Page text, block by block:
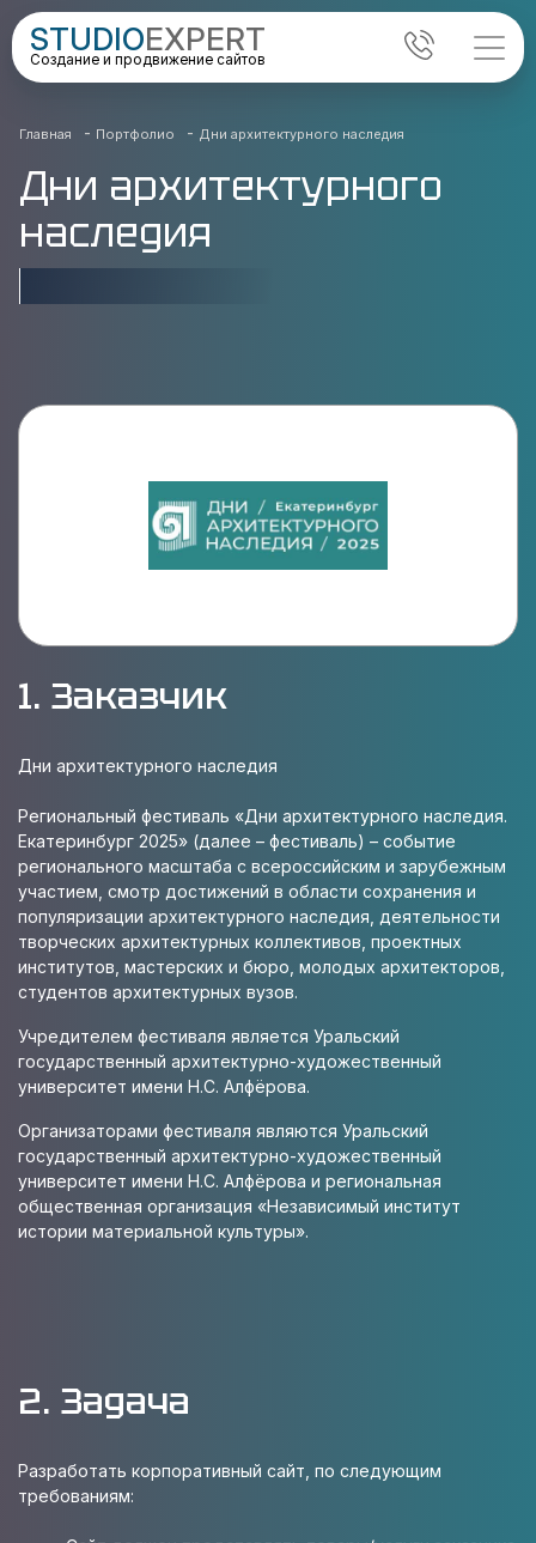
STUDIOEXPERT
Создание и продвижение сайтов
Главная - Портфолио - Дни архитектурного наследия
Дни архитектурного
наследия
1. Заказчик
Дни архитектурного наследия
Региональный фестиваль «Дни архитектурного наследия.
Екатеринбург 2025» (далее – фестиваль) – событие
регионального масштаба с всероссийским и зарубежным
участием, смотр достижений в области сохранения и
популяризации архитектурного наследия, деятельности
творческих архитектурных коллективов, проектных
институтов, мастерских и бюро, молодых архитекторов,
студентов архитектурных вузов.
Учредителем фестиваля является Уральский
государственный архитектурно-художественный
университет имени Н.С. Алфёрова.
Организаторами фестиваля являются Уральский
государственный архитектурно-художественный
университет имени Н.С. Алфёрова и региональная
общественная организация «Независимый институт
истории материальной культуры».
2. Задача
Разработать корпоративный сайт, по следующим
требованиям: